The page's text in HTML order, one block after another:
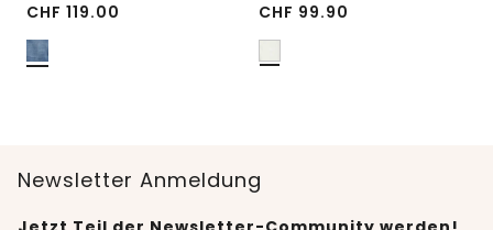
CHF 119.00 CHF 99.90
Newsletter Anmeldung